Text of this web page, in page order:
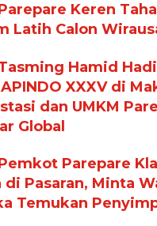
Keren
Latih Calon
Hamid
XXXV di
dan UMKM
Global
Parepare
di Pasaran, Minta
Temukan